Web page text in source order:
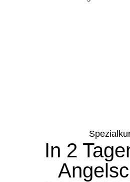
In 2